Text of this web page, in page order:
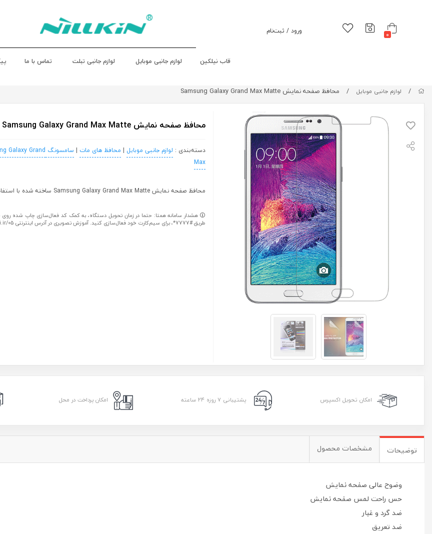
0 ورود / ثبت‌نام
قاب نیلکین لوازم جانبی موبایل لوازم جانبی تبلت تماس با ما
/ لوازم جانبی موبایل / محافظ صفحه نمایش Samsung Galaxy Grand Max Matte
محافظ صفحه نمایش Samsung Galaxy Grand Max Matte
دسته‌بندی : لوازم جانبی موبایل | محافظ های مات | سامسونگ Samsung Galaxy Grand
Max
محافظ صفحه نمایش Samsung Galaxy Grand Max Matte ساخته شده با استفاده از تکنولوژی نانو
هشدار سامانه همتا: حتما در زمان تحویل دستگاه، به کمک کد فعال‌سازی چاپ شده روی
طریق #7777*، برای سیم‌کارت خود فعال‌سازی کنید. آموزش تصویری در آدرس اینترنتی hmti.ir/05
امکان تحویل اکسپرس پشتیبانی ۷ روزه ۲۴ ساعته امکان پرداخت در محل
توضیحات مشخصات محصول
وضوح عالی صفحه نمایش
حس راحت لمس صفحه نمایش
ضد گرد و غبار
ضد تعریق